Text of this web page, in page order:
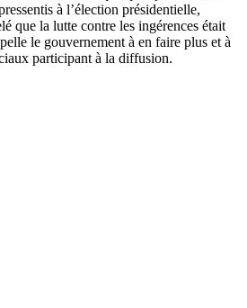
à l’élection présidentielle,
que la lutte contre les ingérences était
le gouvernement à en faire plus et à
participant à la diffusion.